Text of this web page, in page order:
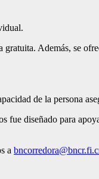
Además, se
de la persona
fue diseñado para
a